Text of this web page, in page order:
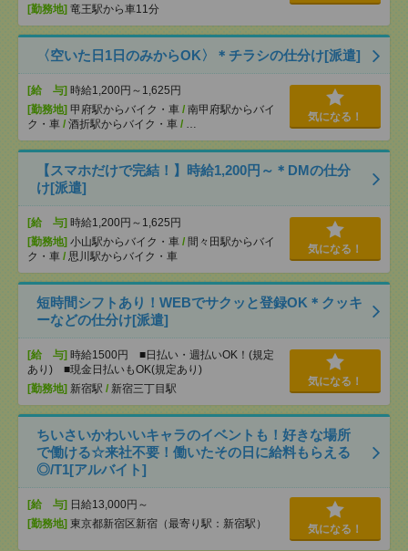
[勤務地] 竜王駅から車11分
〈空いた日1日のみからOK〉＊チラシの仕分け[派遣]
[給 与] 時給1,200円～1,625円
[勤務地] 甲府駅からバイク・車 / 南甲府駅からバイ
ク・車 / 酒折駅からバイク・車 / …
気になる！
【スマホだけで完結！】時給1,200円～＊DMの仕分
け[派遣]
[給 与] 時給1,200円～1,625円
[勤務地] 小山駅からバイク・車 / 間々田駅からバイ
ク・車 / 思川駅からバイク・車
気になる！
短時間シフトあり！WEBでサクッと登録OK＊クッキ
ーなどの仕分け[派遣]
[給 与] 時給1500円 ■日払い・週払いOK！(規定
あり) ■現金日払いもOK(規定あり)
[勤務地] 新宿駅 / 新宿三丁目駅
気になる！
ちいさいかわいいキャラのイベントも！好きな場所
で働ける☆来社不要！働いたその日に給料もらえる
◎/T1[アルバイト]
[給 与] 日給13,000円～
[勤務地] 東京都新宿区新宿（最寄り駅：新宿駅） 気になる！